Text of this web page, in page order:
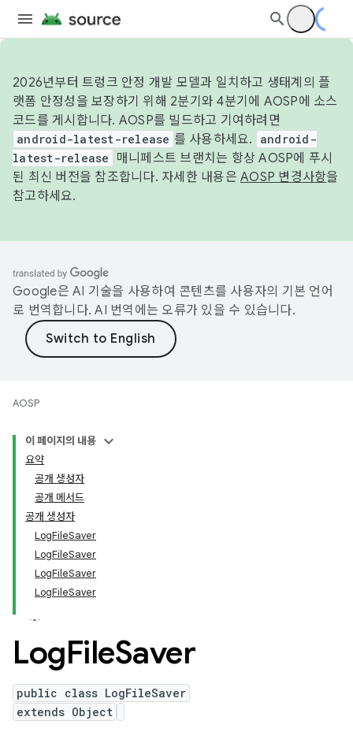
2026년부터 트렁크 안정 개발 모델과 일치하고 생태계의 플
랫폼 안정성을 보장하기 위해 2분기와 4분기에 AOSP에 소스
코드를 게시합니다. AOSP를 빌드하고 기여하려면
android-latest-release 를 사용하세요.
android-
latest-release
매니페스트 브랜치는 항상 AOSP에 푸시
된 최신 버전을 참조합니다. 자세한 내용은 AOSP 변경사항을
참고하세요.
Google은 AI 기술을 사용하여 콘텐츠를 사용자의 기본 언어
로 번역합니다. AI 번역에는 오류가 있을 수 있습니다.
AOSP
이 페이지의 내용
요약
공개 생성자
공개 메서드
공개 생성자
LogFileSaver
LogFileSaver
LogFileSaver
LogFileSaver
LogFileSaver
public class LogFileSaver
extends Object